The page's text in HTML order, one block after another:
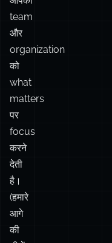
को
what
matters
पर
focus
करने
देती
है।
(हमारे
आगे
की
चीज़ें।
जबकि
backlogs
inherently